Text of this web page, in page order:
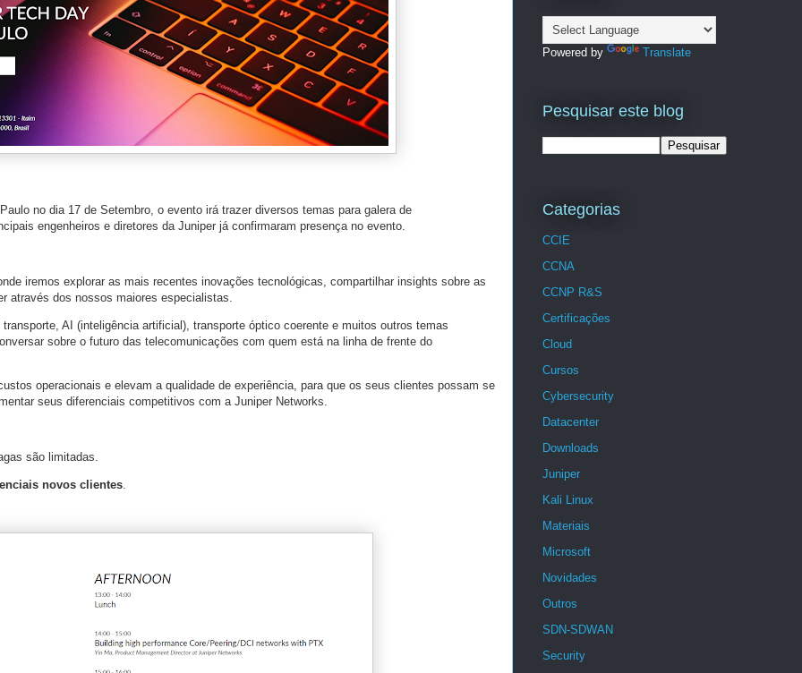
no dia 17 de Setembro, o evento irá trazer diversos temas para galera de
engenheiros e diretores da Juniper já confirmaram presença no evento.
iremos explorar as mais recentes inovações tecnológicas, compartilhar insights sobre as
através dos nossos maiores especialistas.
AI (inteligência artificial), transporte óptico coerente e muitos outros temas
sobre o futuro das telecomunicações com quem está na linha de frente do
operacionais e elevam a qualidade de experiência, para que os seus clientes possam se
seus diferenciais competitivos com a Juniper Networks.
são limitadas.
novos clientes.
Powered by Translate
Pesquisar este blog
Categorias
CCIE
CCNA
CCNP R&S
Certificações
Cloud
Cursos
Cybersecurity
Datacenter
Downloads
Juniper
Kali Linux
Materiais
Microsoft
Novidades
Outros
SDN-SDWAN
Security